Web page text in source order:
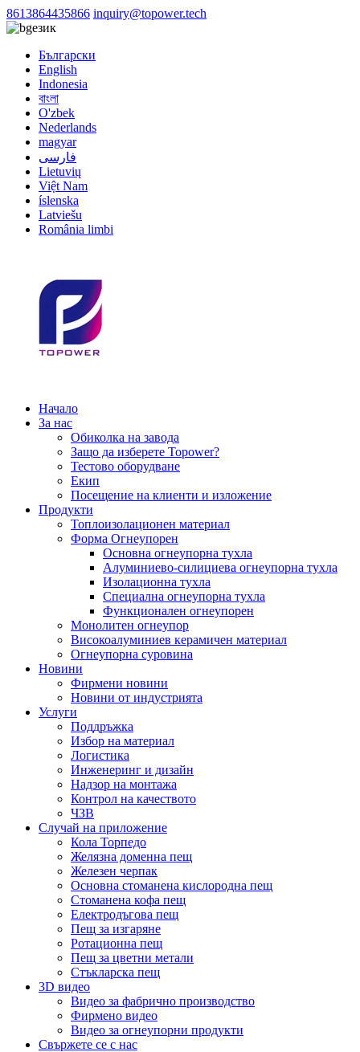
8613864435866 inquiry@topower.tech
език
Български
English
Indonesia
বাংলা
O'zbek
Nederlands
magyar
فارسی
Lietuvių
Việt Nam
íslenska
Latviešu
România limbi
Начало
За нас
Обиколка на завода
Защо да изберете Topower?
Тестово оборудване
Екип
Посещение на клиенти и изложение
Продукти
Топлоизолационен материал
Форма Огнеупорен
Основна огнеупорна тухла
Алуминиево-силициева огнеупорна тухла
Изолационна тухла
Специална огнеупорна тухла
Функционален огнеупорен
Монолитен огнеупор
Високоалуминиев керамичен материал
Огнеупорна суровина
Новини
Фирмени новини
Новини от индустрията
Услуги
Поддръжка
Избор на материал
Логистика
Инженеринг и дизайн
Надзор на монтажа
Контрол на качеството
ЧЗВ
Случай на приложение
Кола Торпедо
Желязна доменна пещ
Железен черпак
Основна стоманена кислородна пещ
Стоманена кофа пещ
Електродъгова пещ
Пещ за изгаряне
Ротационна пещ
Пещ за цветни метали
Стъкларска пещ
3D видео
Видео за фабрично производство
Фирмено видео
Видео за огнеупорни продукти
Свържете се с нас